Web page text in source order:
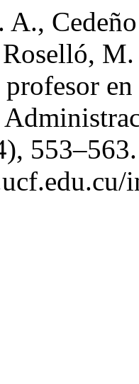
A.,